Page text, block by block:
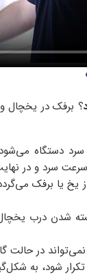
؟ برفک در یخچال و
دستگاه
سرعت سرد و در
از یخ یا برفک
شدن درب
در حالت
تکرار شود، به